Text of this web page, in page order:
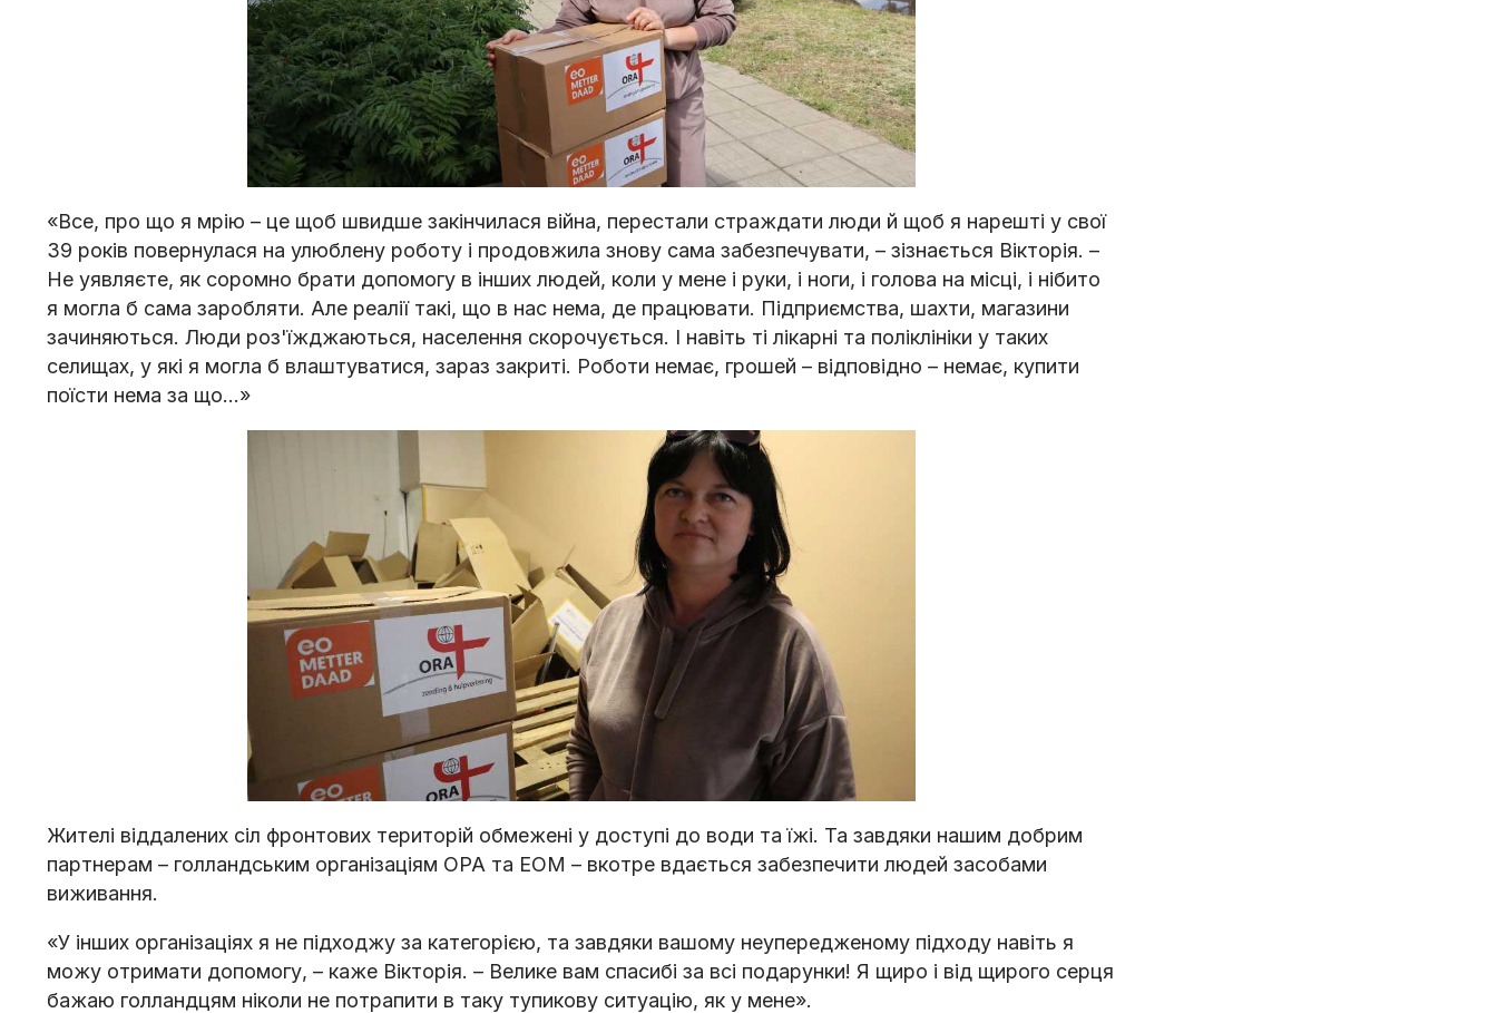
«Все, про що я мрію – це щоб швидше закінчилася війна, перестали страждати люди й щоб я нарешті у свої
39 років повернулася на улюблену роботу і продовжила знову сама забезпечувати, – зізнається Вікторія. –
Не уявляєте, як соромно брати допомогу в інших людей, коли у мене і руки, і ноги, і голова на місці, і нібито
я могла б сама заробляти. Але реалії такі, що в нас нема, де працювати. Підприємства, шахти, магазини
зачиняються. Люди роз'їжджаються, населення скорочується. І навіть ті лікарні та поліклініки у таких
селищах, у які я могла б влаштуватися, зараз закриті. Роботи немає, грошей – відповідно – немає, купити
поїсти нема за що...»
Жителі віддалених сіл фронтових територій обмежені у доступі до води та їжі. Та завдяки нашим добрим
партнерам – голландським організаціям ОРА та ЕОМ – вкотре вдається забезпечити людей засобами
виживання.
«У інших організаціях я не підходжу за категорією, та завдяки вашому неупередженому підходу навіть я
можу отримати допомогу, – каже Вікторія. – Велике вам спасибі за всі подарунки! Я щиро і від щирого серця
бажаю голландцям ніколи не потрапити в таку тупикову ситуацію, як у мене».